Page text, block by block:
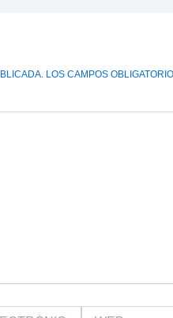
LOS CAMPOS